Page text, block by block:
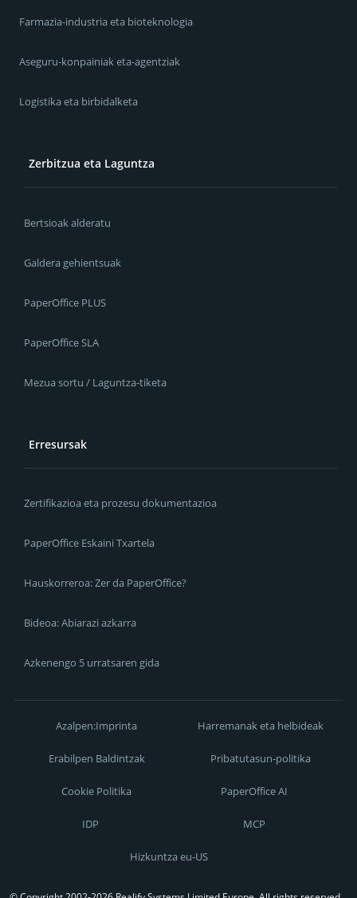
Farmazia-industria eta bioteknologia
Aseguru-konpainiak eta-agentziak
Logistika eta birbidalketa
Zerbitzua eta Laguntza
Bertsioak alderatu
Galdera gehientsuak
PaperOffice PLUS
PaperOffice SLA
Mezua sortu / Laguntza-tiketa
Erresursak
Zertifikazioa eta prozesu dokumentazioa
PaperOffice Eskaini Txartela
Hauskorreroa: Zer da PaperOffice?
Bideoa: Abiarazi azkarra
Azkenengo 5 urratsaren gida
Azalpen:Imprinta Harremanak eta helbideak
Erabilpen Baldintzak Pribatutasun-politika
Cookie Politika PaperOffice AI
IDP MCP
Hizkuntza eu-US